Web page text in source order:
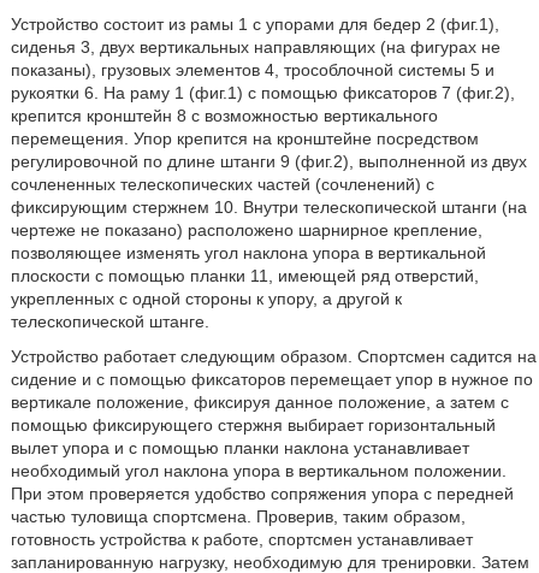
Устройство состоит из рамы 1 с упорами для бедер 2 (фиг.1),
сиденья 3, двух вертикальных направляющих (на фигурах не
показаны), грузовых элементов 4, трособлочной системы 5 и
рукоятки 6. На раму 1 (фиг.1) с помощью фиксаторов 7 (фиг.2),
крепится кронштейн 8 с возможностью вертикального
перемещения. Упор крепится на кронштейне посредством
регулировочной по длине штанги 9 (фиг.2), выполненной из двух
сочлененных телескопических частей (сочленений) с
фиксирующим стержнем 10. Внутри телескопической штанги (на
чертеже не показано) расположено шарнирное крепление,
позволяющее изменять угол наклона упора в вертикальной
плоскости с помощью планки 11, имеющей ряд отверстий,
укрепленных с одной стороны к упору, а другой к
телескопической штанге.
Устройство работает следующим образом. Спортсмен садится на
сидение и с помощью фиксаторов перемещает упор в нужное по
вертикале положение, фиксируя данное положение, а затем с
помощью фиксирующего стержня выбирает горизонтальный
вылет упора и с помощью планки наклона устанавливает
необходимый угол наклона упора в вертикальном положении.
При этом проверяется удобство сопряжения упора с передней
частью туловища спортсмена. Проверив, таким образом,
готовность устройства к работе, спортсмен устанавливает
запланированную нагрузку, необходимую для тренировки. Затем